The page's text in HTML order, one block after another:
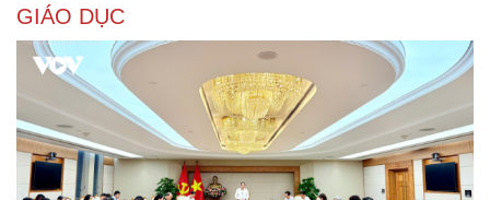
GIÁO DỤC